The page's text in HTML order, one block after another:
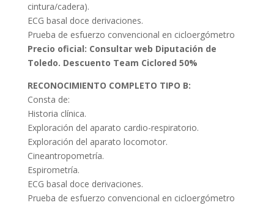
cintura/cadera).
ECG basal doce derivaciones.
Prueba de esfuerzo convencional en cicloergómetro
Precio oficial: Consultar web Diputación de
Toledo. Descuento Team Ciclored 50%
RECONOCIMIENTO COMPLETO TIPO B:
Consta de:
Historia clínica.
Exploración del aparato cardio-respiratorio.
Exploración del aparato locomotor.
Cineantropometría.
Espirometría.
ECG basal doce derivaciones.
Prueba de esfuerzo convencional en cicloergómetro